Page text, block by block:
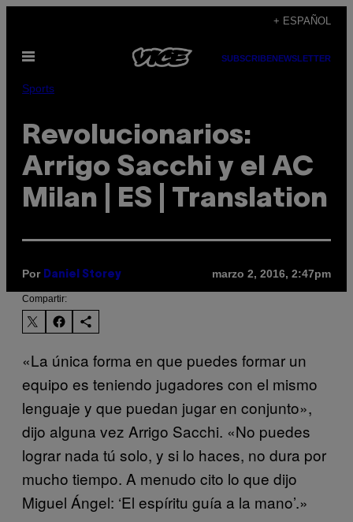
contenido
+ ESPAÑOL
Abrir
SUBSCRIBENEWSLETTER
Sports
Revolucionarios:
Arrigo Sacchi y el AC
Milan | ES | Translation
Por Daniel Storey marzo 2, 2016, 2:47pm
Compartir:
«La única forma en que puedes formar un
equipo es teniendo jugadores con el mismo
lenguaje y que puedan jugar en conjunto»,
dijo alguna vez Arrigo Sacchi. «No puedes
lograr nada tú solo, y si lo haces, no dura por
mucho tiempo. A menudo cito lo que dijo
Miguel Ángel: ‘El espíritu guía a la mano’.»